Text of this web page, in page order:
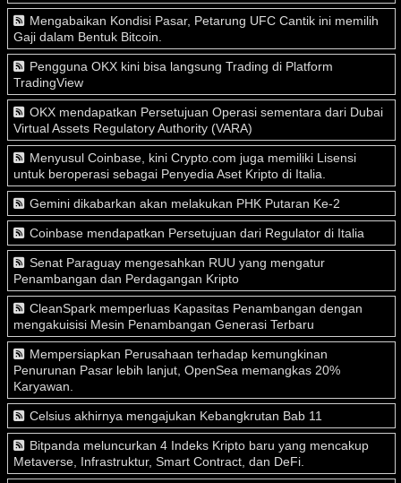
Mengabaikan Kondisi Pasar, Petarung UFC Cantik ini memilih
Gaji dalam Bentuk Bitcoin.
Pengguna OKX kini bisa langsung Trading di Platform
TradingView
OKX mendapatkan Persetujuan Operasi sementara dari Dubai
Virtual Assets Regulatory Authority (VARA)
Menyusul Coinbase, kini Crypto.com juga memiliki Lisensi
untuk beroperasi sebagai Penyedia Aset Kripto di Italia.
Gemini dikabarkan akan melakukan PHK Putaran Ke-2
Coinbase mendapatkan Persetujuan dari Regulator di Italia
Senat Paraguay mengesahkan RUU yang mengatur
Penambangan dan Perdagangan Kripto
CleanSpark memperluas Kapasitas Penambangan dengan
mengakuisisi Mesin Penambangan Generasi Terbaru
Mempersiapkan Perusahaan terhadap kemungkinan
Penurunan Pasar lebih lanjut, OpenSea memangkas 20%
Karyawan.
Celsius akhirnya mengajukan Kebangkrutan Bab 11
Bitpanda meluncurkan 4 Indeks Kripto baru yang mencakup
Metaverse, Infrastruktur, Smart Contract, dan DeFi.